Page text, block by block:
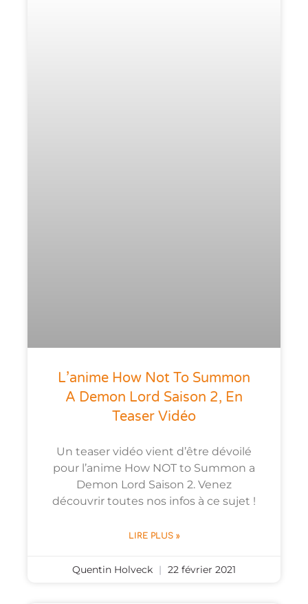
L’anime How Not To Summon
A Demon Lord Saison 2, En
Teaser Vidéo
Un teaser vidéo vient d’être dévoilé
pour l’anime How NOT to Summon a
Demon Lord Saison 2. Venez
découvrir toutes nos infos à ce sujet !
LIRE PLUS »
Quentin Holveck 22 février 2021